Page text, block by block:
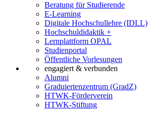
Beratung für Studierende
E-Learning
Digitale Hochschullehre (IDLL)
Hochschuldidaktik +
Lernplattform OPAL
Studienportal
Öffentliche Vorlesungen
engagiert & verbunden
Alumni
Graduiertenzentrum (GradZ)
HTWK-Förderverein
HTWK-Stiftung